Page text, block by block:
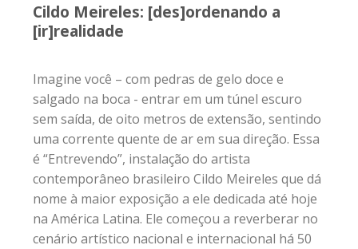
Cildo Meireles: [des]ordenando a
[ir]realidade
Imagine você – com pedras de gelo doce e
salgado na boca - entrar em um túnel escuro
sem saída, de oito metros de extensão, sentindo
uma corrente quente de ar em sua direção. Essa
é “Entrevendo”, instalação do artista
contemporâneo brasileiro Cildo Meireles que dá
nome à maior exposição a ele dedicada até hoje
na América Latina. Ele começou a reverberar no
cenário artístico nacional e internacional há 50